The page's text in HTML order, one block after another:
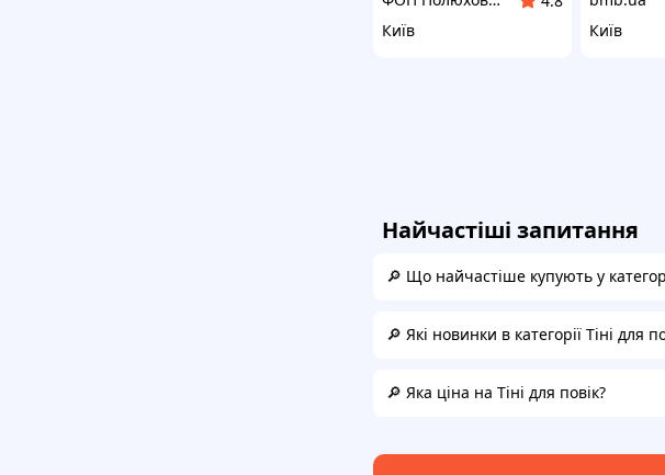
Київ
Київ
Найчастіші запитання
🔎 Що найчастіше купують у
🔎 Які новинки в категорії Тіні для
🔎 Яка ціна на Тіні для повік?